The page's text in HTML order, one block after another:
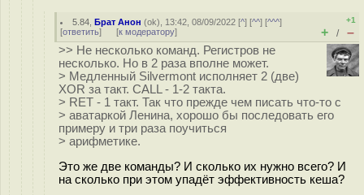
5.84 ,Брат Анон (ok), 13:42, 08/09/2022 [^] [^^] [^^^]
[ответить] [к модератору]
+1
+ / –
>> Не несколько команд. Регистров не
несколько. Но в 2 раза вполне может.
> Медленный Silvermont исполняет 2 (две)
XOR за такт. CALL - 1-2 такта.
> RET - 1 такт. Так что прежде чем писать что-то с
> аватаркой Ленина, хорошо бы последовать его
примеру и три раза поучиться
> арифметике.
Это же две команды? И сколько их нужно всего? И
на сколько при этом упадёт эффективность кеша?